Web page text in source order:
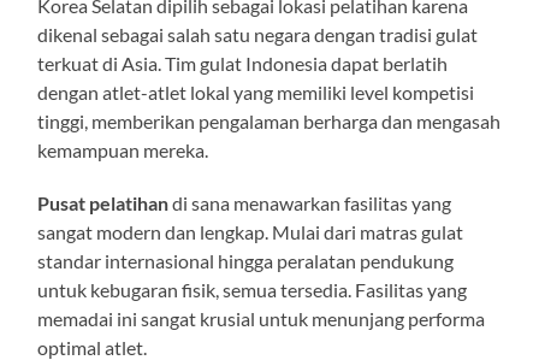
Korea Selatan dipilih sebagai lokasi pelatihan karena
dikenal sebagai salah satu negara dengan tradisi gulat
terkuat di Asia. Tim gulat Indonesia dapat berlatih
dengan atlet-atlet lokal yang memiliki level kompetisi
tinggi, memberikan pengalaman berharga dan mengasah
kemampuan mereka.
Pusat pelatihandi sana menawarkan fasilitas yang
sangat modern dan lengkap. Mulai dari matras gulat
standar internasional hingga peralatan pendukung
untuk kebugaran fisik, semua tersedia. Fasilitas yang
memadai ini sangat krusial untuk menunjang performa
optimal atlet.